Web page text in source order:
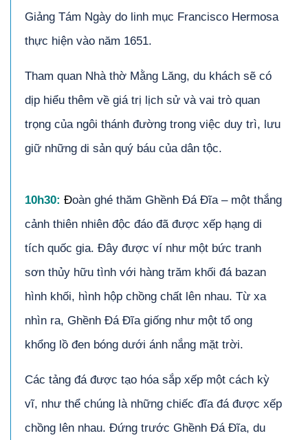
Giảng Tám Ngày do linh mục Francisco Hermosa
thực hiện vào năm 1651.
Tham quan Nhà thờ Mằng Lăng, du khách sẽ có
dịp hiểu thêm về giá trị lịch sử và vai trò quan
trọng của ngôi thánh đường trong việc duy trì, lưu
giữ những di sản quý báu của dân tộc.
10h30: Đoàn ghé thăm Ghềnh Đá Đĩa – một thắng
cảnh thiên nhiên độc đáo đã được xếp hạng di
tích quốc gia. Đây được ví như một bức tranh
sơn thủy hữu tình với hàng trăm khối đá bazan
hình khối, hình hộp chồng chất lên nhau. Từ xa
nhìn ra, Ghềnh Đá Đĩa giống như một tổ ong
khổng lồ đen bóng dưới ánh nắng mặt trời.
Các tảng đá được tạo hóa sắp xếp một cách kỳ
vĩ, như thể chúng là những chiếc đĩa đá được xếp
chồng lên nhau. Đứng trước Ghềnh Đá Đĩa, du